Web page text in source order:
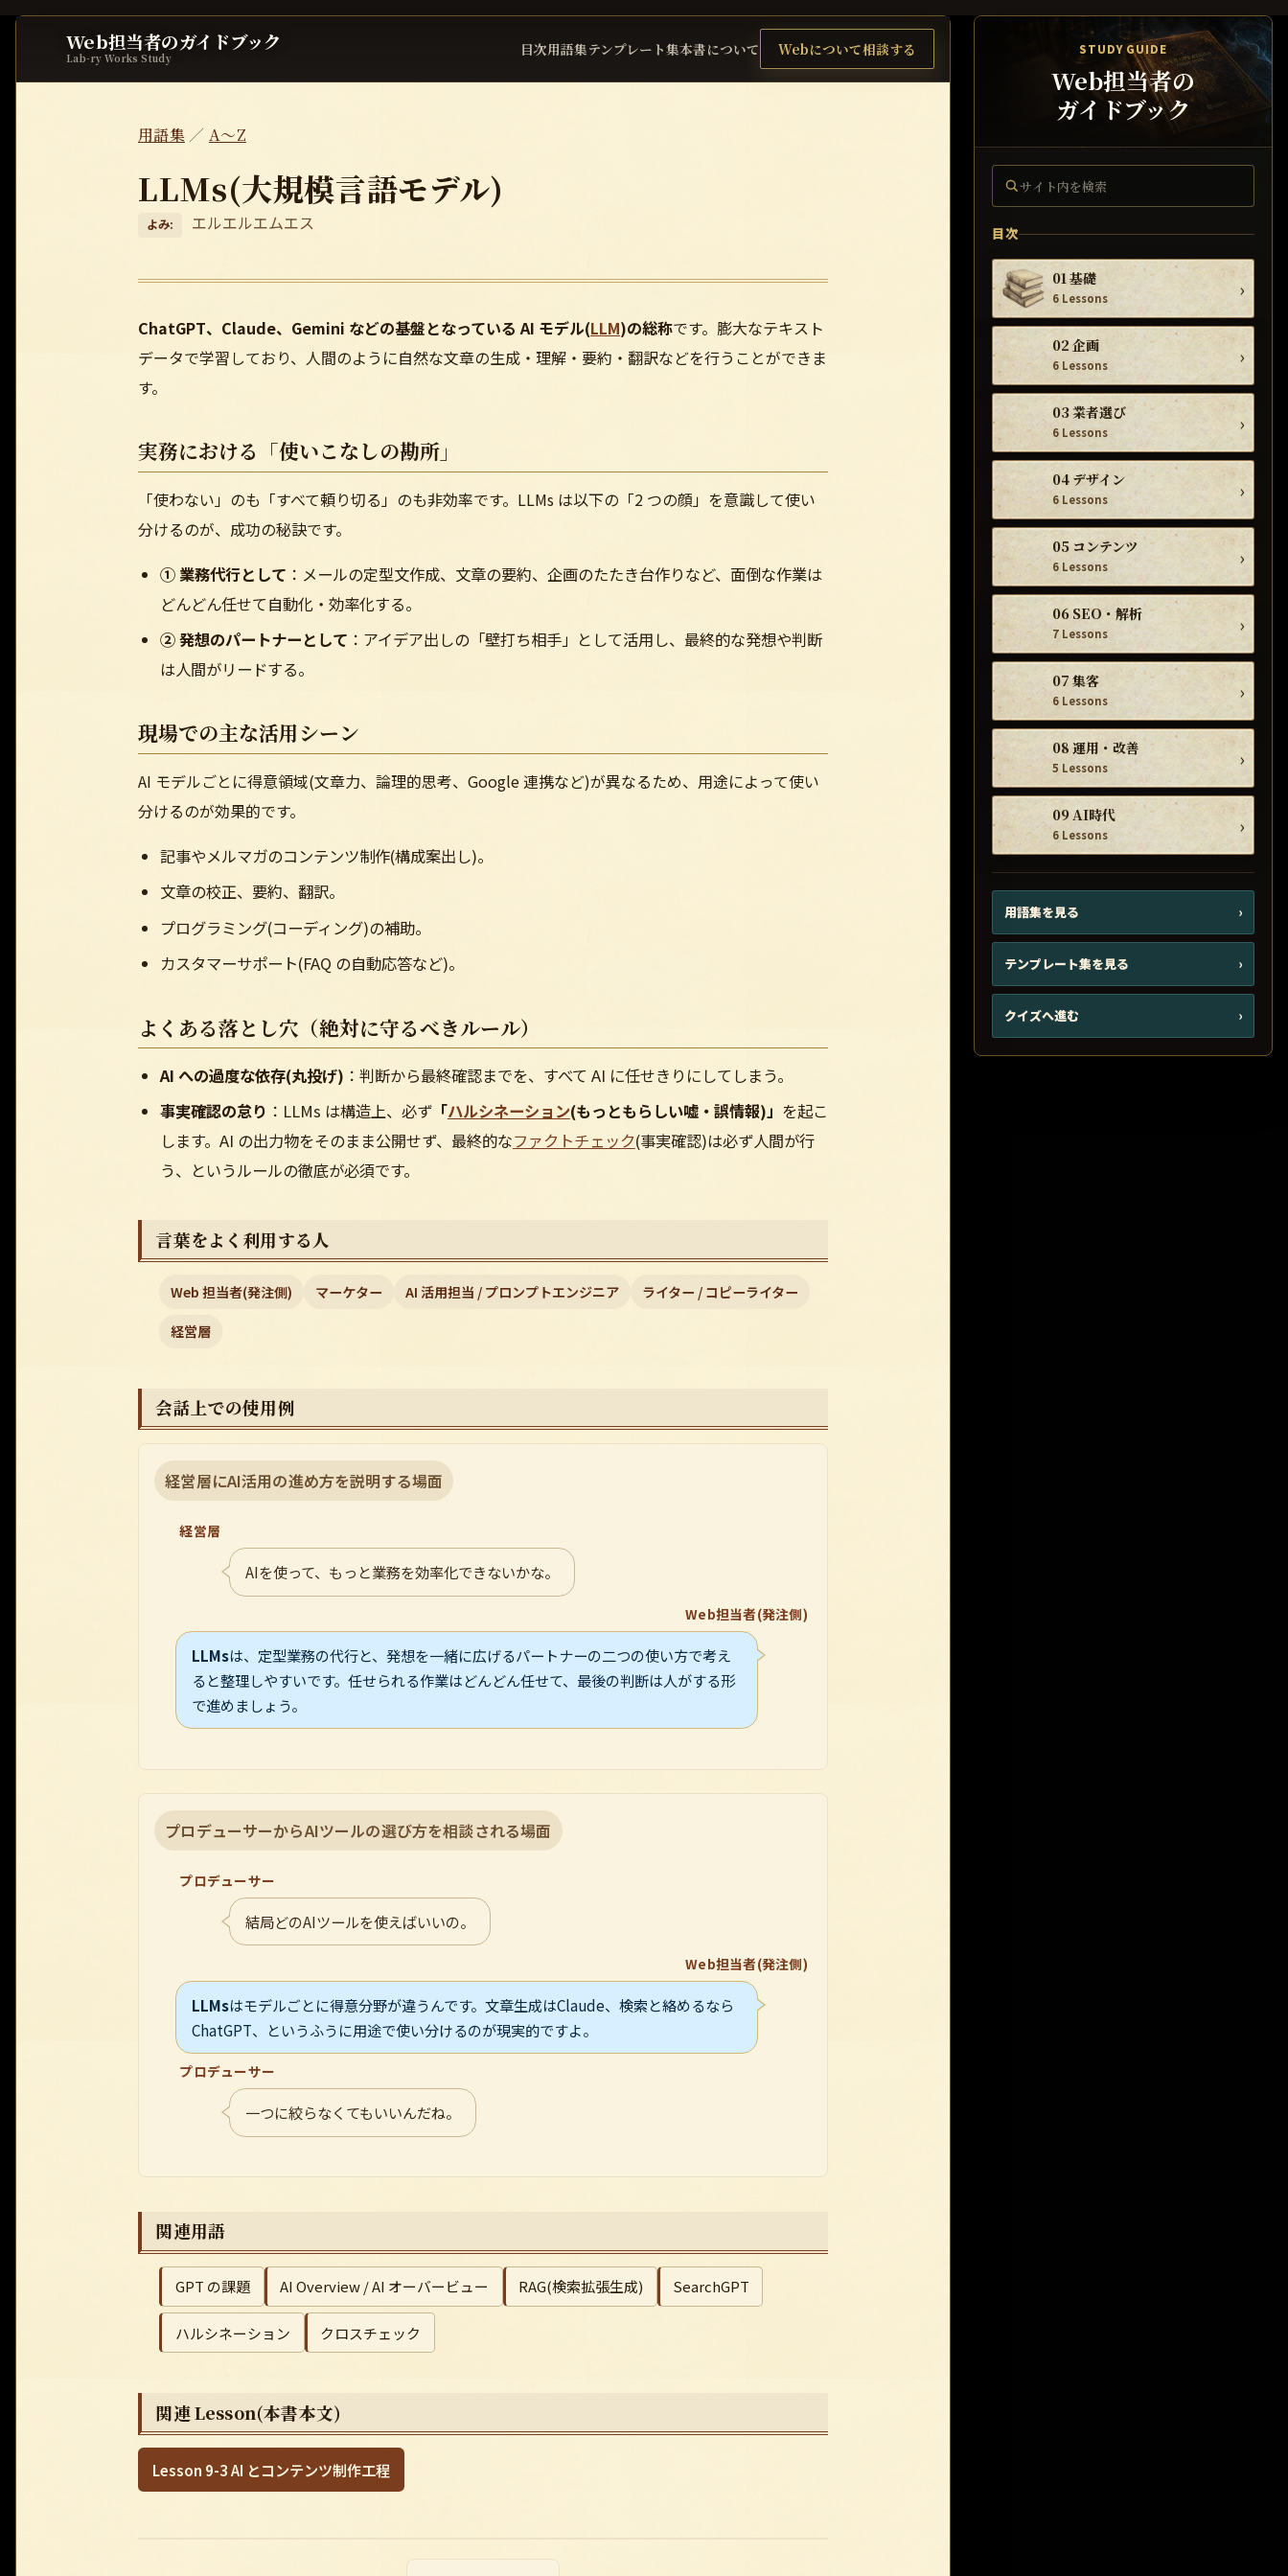
STUDY GUIDE
Web担当者の
ガイドブック
サイト内を検索
目次
01 基礎
6 Lessons ›
02 企画
6 Lessons ›
03 業者選び
6 Lessons ›
04 デザイン
6 Lessons ›
05 コンテンツ
6 Lessons ›
06 SEO・解析
7 Lessons ›
07 集客
6 Lessons ›
08 運用・改善
5 Lessons ›
09 AI時代
6 Lessons ›
用語集を見る ›
テンプレート集を見る ›
クイズへ進む ›
Web担当者のガイドブック
Lab-ry Works Study
目次用語集テンプレート集本書について Webについて相談する
用語集／ A〜Z
LLMs(大規模言語モデル)
よみ: エルエルエムエス
ChatGPT、Claude、Gemini などの基盤となっている AI モデル(LLM)の総称です。膨大なテキスト
データで学習しており、人間のように自然な文章の生成・理解・要約・翻訳などを行うことができま
す。
実務における「使いこなしの勘所」
「使わない」のも「すべて頼り切る」のも非効率です。LLMs は以下の「2 つの顔」を意識して使い
分けるのが、成功の秘訣です。
① 業務代行として ：メールの定型文作成、文章の要約、企画のたたき台作りなど、面倒な作業は
どんどん任せて自動化・効率化する。
② 発想のパートナーとして ：アイデア出しの「壁打ち相手」として活用し、最終的な発想や判断
は人間がリードする。
現場での主な活用シーン
AI モデルごとに得意領域(文章力、論理的思考、Google 連携など)が異なるため、用途によって使い
分けるのが効果的です。
記事やメルマガのコンテンツ制作(構成案出し)。
文章の校正、要約、翻訳。
プログラミング(コーディング)の補助。
カスタマーサポート(FAQ の自動応答など)。
よくある落とし穴（絶対に守るべきルール）
AI への過度な依存(丸投げ) ：判断から最終確認までを、すべて AI に任せきりにしてしまう。
事実確認の怠り ：LLMs は構造上、必ず「ハルシネーション(もっともらしい嘘・誤情報)」 を起こ
します。AI の出力物をそのまま公開せず、最終的なファクトチェック(事実確認)は必ず人間が行
う、というルールの徹底が必須です。
言葉をよく利用する人
Web 担当者(発注側) マーケター AI 活用担当 / プロンプトエンジニア ライター / コピーライター
経営層
会話上での使用例
経営層にAI活用の進め方を説明する場面
経営層
AIを使って、もっと業務を効率化できないかな。
Web担当者(発注側)
LLMsは、定型業務の代行と、発想を一緒に広げるパートナーの二つの使い方で考え
ると整理しやすいです。任せられる作業はどんどん任せて、最後の判断は人がする形
で進めましょう。
プロデューサーからAIツールの選び方を相談される場面
プロデューサー
結局どのAIツールを使えばいいの。
Web担当者(発注側)
LLMsはモデルごとに得意分野が違うんです。文章生成はClaude、検索と絡めるなら
ChatGPT、というふうに用途で使い分けるのが現実的ですよ。
プロデューサー
一つに絞らなくてもいいんだね。
関連用語
GPT の課題 AI Overview / AI オーバービュー RAG(検索拡張生成) SearchGPT
ハルシネーション クロスチェック
関連 Lesson(本書本文)
Lesson 9-3 AI とコンテンツ制作工程